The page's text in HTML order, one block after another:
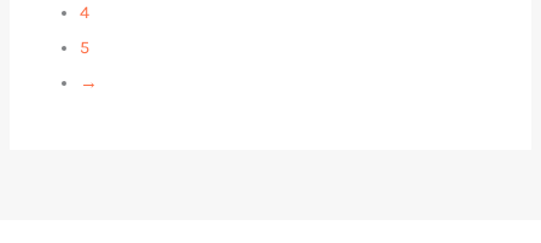
4
5
→